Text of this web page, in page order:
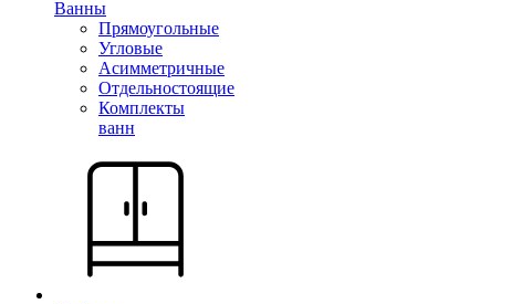
Ванны
Прямоугольные
Угловые
Асимметричные
Отдельностоящие
Комплекты
ванн